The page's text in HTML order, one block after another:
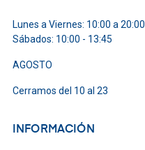
Lunes a Viernes: 10:00 a 20:00
Sábados: 10:00 - 13:45
AGOSTO
Cerramos del 10 al 23
INFORMACIÓN